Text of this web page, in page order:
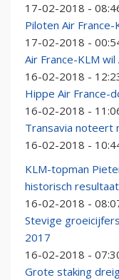
17-02-2018 -
Piloten Air
17-02-2018 -
Air France-KLM
16-02-2018 -
Hippe Air France-
16-02-2018 -
Transavia noteert
16-02-2018 -
KLM-topman
historisch resultaat
16-02-2018 -
Stevige
2017
16-02-2018 -
Grote staking